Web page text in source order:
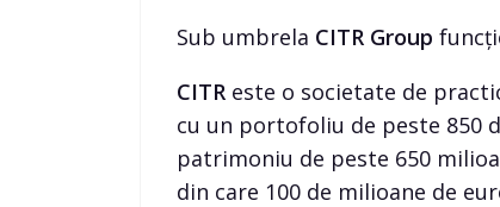
Sub umbrela CITR Group
CITR este o societate de
cu un portofoliu de peste 850
patrimoniu de peste 650
din care 100 de milioane de